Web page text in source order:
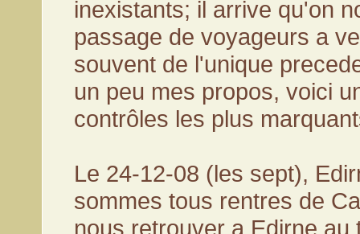
inexistants; il arrive qu'on
passage de voyageurs a
souvent de l'unique
un peu mes propos, voici
contrôles les plus
Le 24-12-08 (les sept),
sommes tous rentres de
nous retrouver a Edirne au